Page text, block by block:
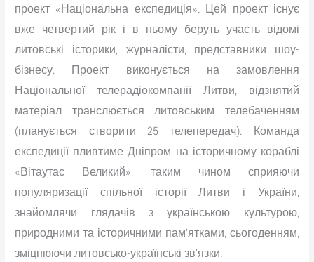
проект «Національна експедиція». Цей проект існує
вже четвертий рік і в ньому беруть участь відомі
литовські історики, журналісти, представники шоу-
бізнесу. Проект виконується на замовлення
Національної телерадіокомпанії Литви, відзнятий
матеріал транслюється литовським телебаченням
(планується створити 25 телепередач). Команда
експедиції пливтиме Дніпром на історичному кораблі
«Вітаутас Великий», таким чином сприяючи
популяризації спільної історії Литви і України,
знайомлячи глядачів з українською культурою,
природними та історичними пам’ятками, сьогоденням,
зміцнюючи литовсько-українські зв’язки.